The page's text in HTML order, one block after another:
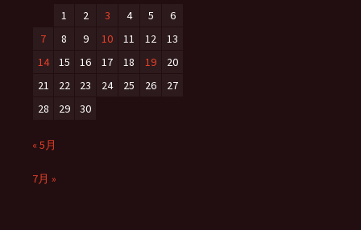
1
2 3 4 5
6
7
8 9 10 11 12
13
14
15 16 17 18 19
20
21
22 23 24 25 26
27
28
29 30
« 5月
7月 »